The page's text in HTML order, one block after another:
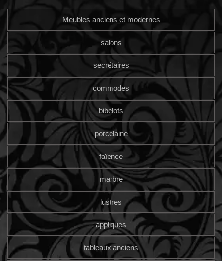
Meubles anciens et modernes
salons
secrétaires
commodes
bibelots
porcelaine
faïence
marbre
lustres
appliques
tableaux anciens